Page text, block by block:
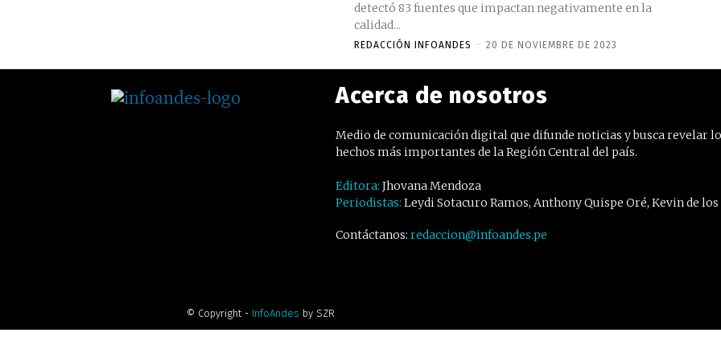
detectó 83 fuentes que impactan negativamente en la
calidad...
REDACCIÓN INFOANDES - 20 DE NOVIEMBRE DE 2023
Acerca de nosotros
Medio de comunicación digital que difunde noticias y busca revelar
hechos más importantes de la Región Central del país.
Editora: Jhovana Mendoza
Periodistas: Leydi Sotacuro Ramos, Anthony Quispe Oré, Kevin de los
Contáctanos: redaccion@infoandes.pe
© Copyright - InfoAndes by SZR